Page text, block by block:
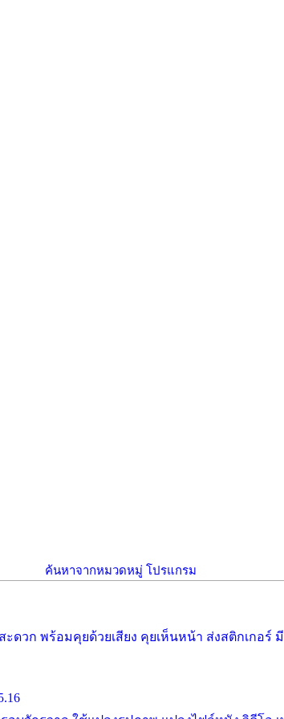
ค้นหาจากหมวดหมู่ โปรแกรม
วก พร้อมคุยด้วยเสียง คุยเห็นหน้า ส่งสติกเกอร์